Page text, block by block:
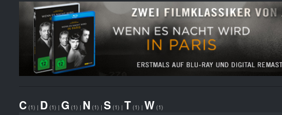
C (1) | D (1) | G (1) | N (1) | S (1) | T (1) | W (1)